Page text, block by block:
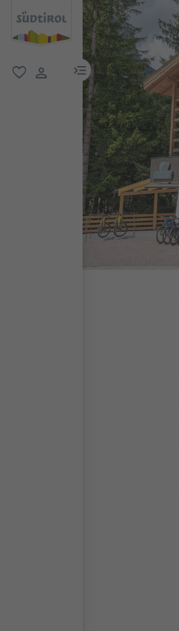
menu link